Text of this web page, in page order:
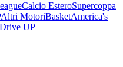
Calcio EsteroSupercoppa
Altri MotoriBasketAmerica's
Drive UP